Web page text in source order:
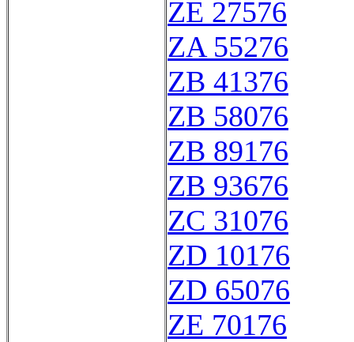
ZE 27576
ZA 55276
ZB 41376
ZB 58076
ZB 89176
ZB 93676
ZC 31076
ZD 10176
ZD 65076
ZE 70176